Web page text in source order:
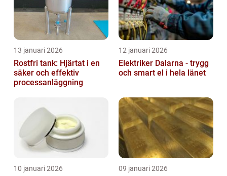
13 januari 2026
Rostfri tank: Hjärtat i en
säker och effektiv
processanläggning
12 januari 2026
Elektriker Dalarna - trygg
och smart el i hela länet
10 januari 2026 09 januari 2026